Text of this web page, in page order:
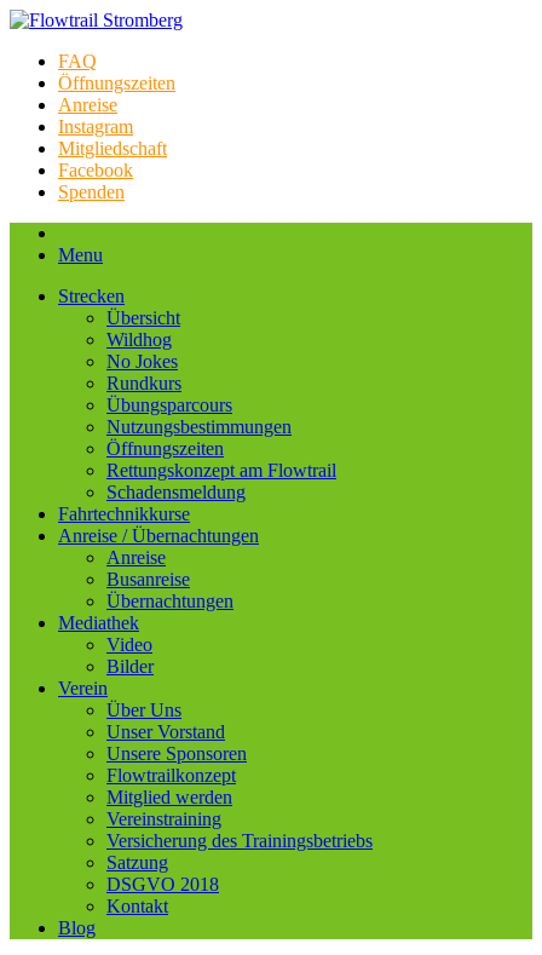
FAQ
Öffnungszeiten
Anreise
Instagram
Mitgliedschaft
Facebook
Spenden
Menu
Strecken
Übersicht
Wildhog
No Jokes
Rundkurs
Übungsparcours
Nutzungsbestimmungen
Öffnungszeiten
Rettungskonzept am Flowtrail
Schadensmeldung
Fahrtechnikkurse
Anreise / Übernachtungen
Anreise
Busanreise
Übernachtungen
Mediathek
Video
Bilder
Verein
Über Uns
Unser Vorstand
Unsere Sponsoren
Flowtrailkonzept
Mitglied werden
Vereinstraining
Versicherung des Trainingsbetriebs
Satzung
DSGVO 2018
Kontakt
Blog